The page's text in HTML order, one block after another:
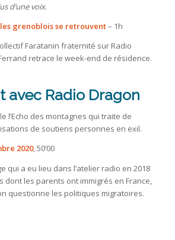
d’une voix.
grenoblois se retrouvent– 1h
Faratanin fraternité sur Radio
retrace le week-end de résidence.
avec Radio Dragon
l’Echo des montagnes qui traite de
de soutiens personnes en exil.
2020, 50’00
qui a eu lieu dans l’atelier radio en 2018
dont les parents ont immigrés en France,
questionne les politiques migratoires.